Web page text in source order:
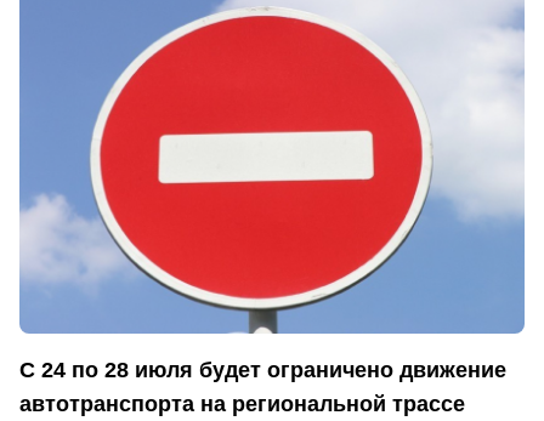
С 24 по 28 июля будет ограничено движение
автотранспорта на региональной трассе